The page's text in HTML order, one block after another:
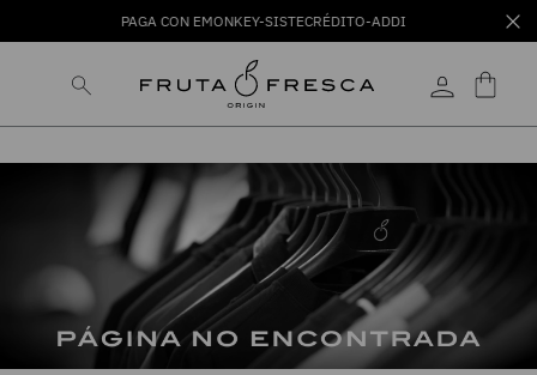
PAGA CON EMONKEY-SISTECRÉDITO-ADDI